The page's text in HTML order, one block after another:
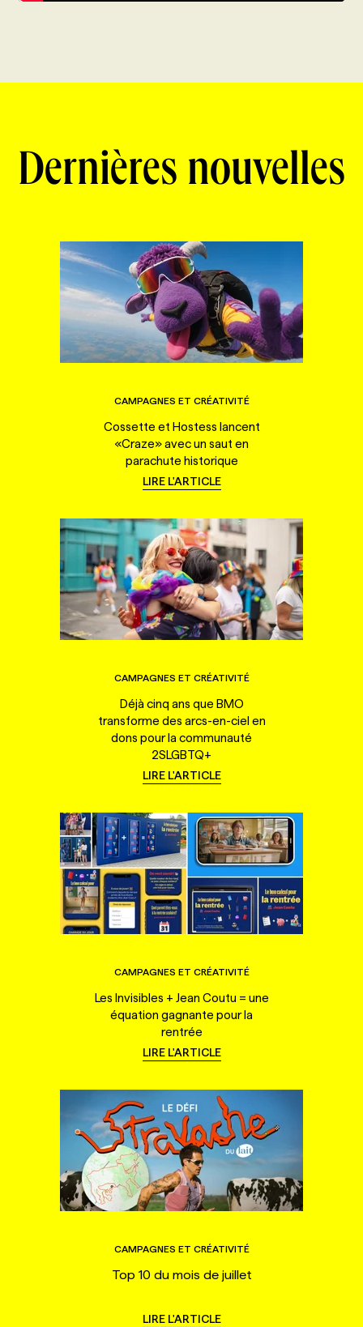
Dernières nouvelles
CAMPAGNES ET CRÉATIVITÉ
Cossette et Hostess lancent
«Craze» avec un saut en
parachute historique
LIRE L'ARTICLE
CAMPAGNES ET CRÉATIVITÉ
Déjà cinq ans que BMO
transforme des arcs-en-ciel en
dons pour la communauté
2SLGBTQ+
LIRE L'ARTICLE
CAMPAGNES ET CRÉATIVITÉ
Les Invisibles + Jean Coutu = une
équation gagnante pour la
rentrée
LIRE L'ARTICLE
CAMPAGNES ET CRÉATIVITÉ
Top 10 du mois de juillet
LIRE L'ARTICLE